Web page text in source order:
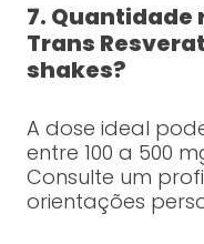
7. Quantidade
Trans
shakes?
A dose ideal
entre 100 a 500
Consulte um
orientações